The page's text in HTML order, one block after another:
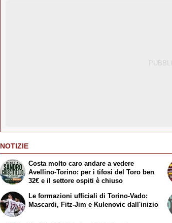
NOTIZIE
Costa molto caro andare a vedere
Avellino-Torino: per i tifosi del Toro ben
32€ e il settore ospiti è chiuso
Le formazioni ufficiali di Torino-Vado:
Mascardi, Fitz-Jim e Kulenovic dall'inizio